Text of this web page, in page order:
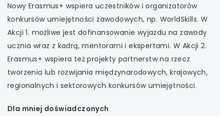
Nowy Erasmus+ wspiera uczestników i organizatorów
konkursów umiejętności zawodowych, np. WorldSkills. W
Akcji 1. możliwe jest dofinansowanie wyjazdu na zawody
ucznia wraz z kadrą, mentorami i ekspertami. W Akcji 2.
Erasmus+ wspiera też projekty partnerstw na rzecz
tworzenia lub rozwijania międzynarodowych, krajowych,
regionalnych i sektorowych konkursów umiejętności.
Dla mniej doświadczonych